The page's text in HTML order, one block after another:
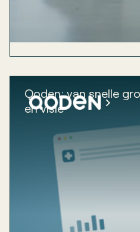
Qoden: van snelle
en visie